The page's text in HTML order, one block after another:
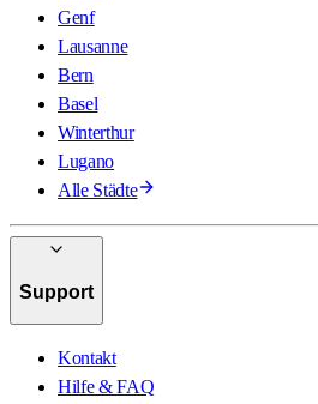
Genf
Lausanne
Bern
Basel
Winterthur
Lugano
Alle Städte
Support
Kontakt
Hilfe & FAQ